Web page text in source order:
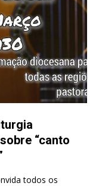
“canto
todos os